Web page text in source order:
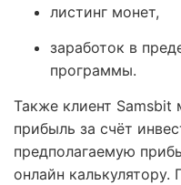
листинг монет,
заработок в
программы.
Также клиент Samsbit
прибыль за счёт
предполагаемую
онлайн